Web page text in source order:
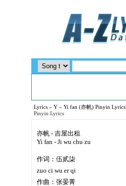
Lyrics » Y » Yi fan (亦帆) Pinyin Lyrics
Pinyin Lyrics
亦帆 - 吉屋出租
Yi fan - Ji wu chu zu
作词：伍贰柒
zuo ci wu er qi
作曲：张晏菁